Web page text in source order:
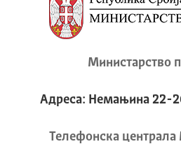
Министарство
Адреса: Немањина 22-
Телeфонска централа